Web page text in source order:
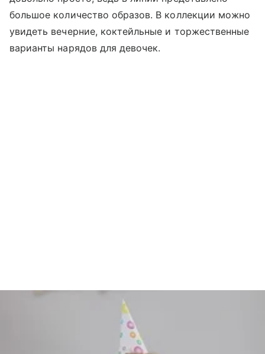
большое количество образов. В коллекции можно
увидеть вечерние, коктейльные и торжественные
варианты нарядов для девочек.